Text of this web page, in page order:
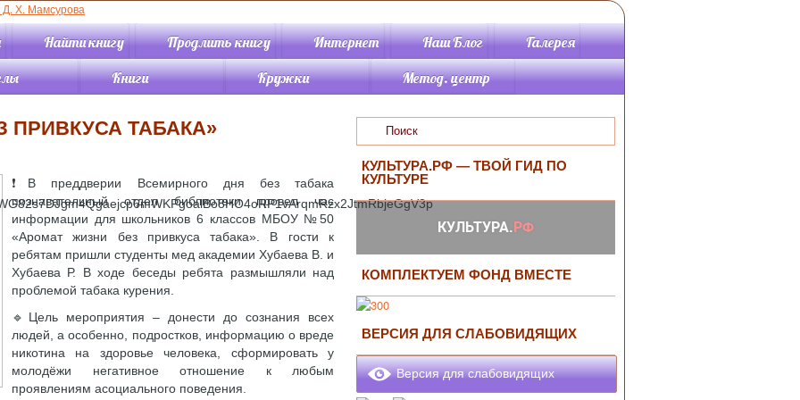
Найти книгу Продлить книгу Интернет Наш Блог
Галерея
зал
зал
отдел
и
Книги
Каталог
Виртуальные
выставки
Буктрейлеры
Советуем прочитать
Подкасты
Статьи
Кружки
Кружок
«Краеведческая
мозаика»
Кружок по искусству
«АРТиШОК»
Метод. центр
материалы
Памятки метод.от.
Планируется
провести
Информационно-
библиографический
пособия
Жизнь районных
библиотек
ПРИВКУСА ТАБАКА»
❗В преддверии Всемирного дня без табака
познавательный отдел библиотеки провел час
информации для школьников 6 классов МБОУ №50
«Аромат жизни без привкуса табака». В гости к
ребятам пришли студенты мед академии Хубаева В. и
Хубаева Р. В ходе беседы ребята размышляли над
проблемой табака курения.
🔹Цель мероприятия – донести до сознания всех
людей, а особенно, подростков, информацию о вреде
никотина на здоровье человека, сформировать у
молодёжи негативное отношение к любым
проявлениям асоциального поведения.
КУЛЬТУРА.РФ — ТВОЙ ГИД ПО
КУЛЬТУРЕ
КОМПЛЕКТУЕМ ФОНД ВМЕСТЕ
ВЕРСИЯ ДЛЯ СЛАБОВИДЯЩИХ
Версия для слабовидящих